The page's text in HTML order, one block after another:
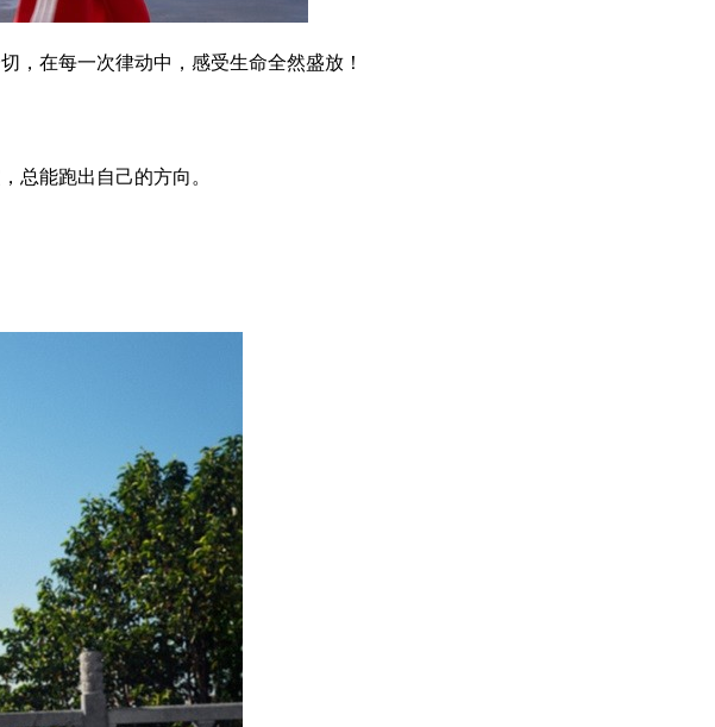
，在每一次律动中，感受生命全然盛放！
总能跑出自己的方向。